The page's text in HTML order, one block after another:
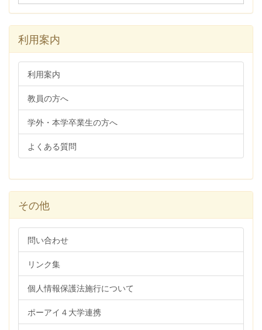
利用案内
利用案内
教員の方へ
学外・本学卒業生の方へ
よくある質問
その他
問い合わせ
リンク集
個人情報保護法施行について
ポーアイ４大学連携